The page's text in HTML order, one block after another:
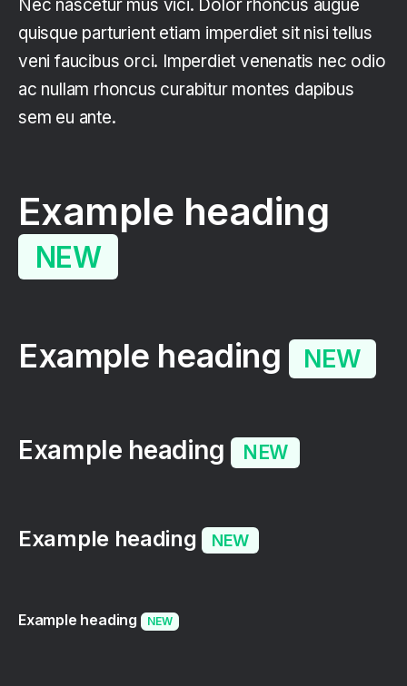
Nec nascetur mus vici. Dolor rhoncus augue
quisque parturient etiam imperdiet sit nisi tellus
veni faucibus orci. Imperdiet venenatis nec odio
ac nullam rhoncus curabitur montes dapibus
sem eu ante.
Example heading
NEW
Example heading NEW
Example heading NEW
Example heading NEW
Example heading NEW